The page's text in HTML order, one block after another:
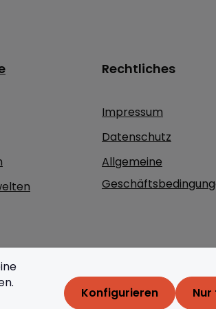
Rechtliches
Impressum
Datenschutz
Allgemeine
Konfigurieren